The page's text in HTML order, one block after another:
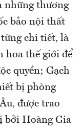
những thương
bảo nội thất
chi tiết, là
hoa thế giới để
quyền; Gạch
bị phòng
được trao
bởi Hoàng Gia